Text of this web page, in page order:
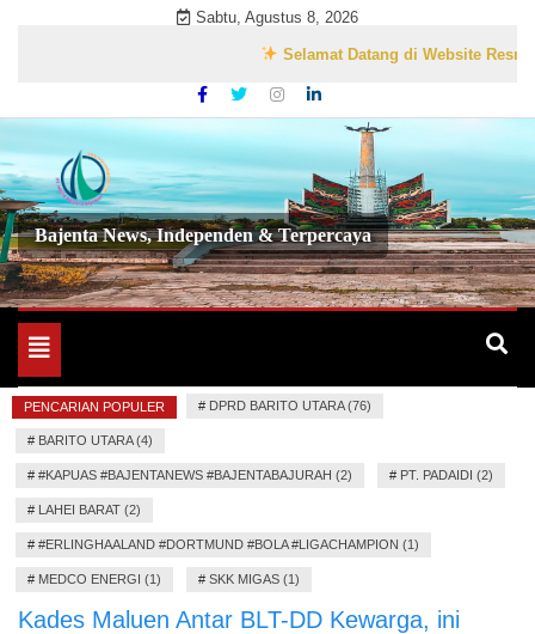
Sabtu, Agustus 8, 2026
Selamat Datang di Website Resmi
Bajenta News, Independen & Terpercaya
Toggle
navigation
PENCARIAN POPULER # DPRD BARITO UTARA (76)
# BARITO UTARA (4)
# #KAPUAS #BAJENTANEWS #BAJENTABAJURAH (2) # PT. PADAIDI (2)
# LAHEI BARAT (2)
# #ERLINGHAALAND #DORTMUND #BOLA #LIGACHAMPION (1)
# MEDCO ENERGI (1) # SKK MIGAS (1)
Kades Maluen Antar BLT-DD Kewarga, ini